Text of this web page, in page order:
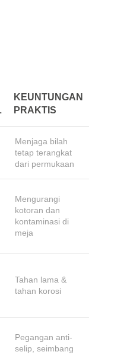
KEUNTUNGAN
PRAKTIS
Menjaga bilah
tetap terangkat
dari permukaan
Mengurangi
kotoran dan
kontaminasi di
meja
Tahan lama &
tahan korosi
Pegangan anti-
selip, seimbang